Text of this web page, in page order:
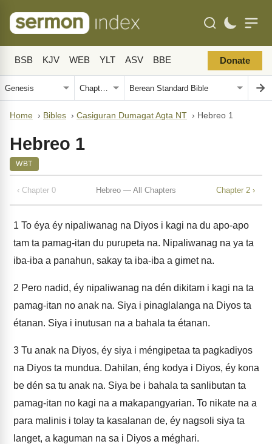
BSB KJV WEB YLT ASV BBE Donate
Home › Bibles › Casiguran Dumagat Agta NT › Hebreo 1
Hebreo 1
WBT
‹ Chapter 0 Hebreo — All Chapters Chapter 2 ›
1 To éya éy nipaliwanag na Diyos i kagi na du apo-apo
tam ta pamag-itan du purupeta na. Nipaliwanag na ya ta
iba-iba a panahun, sakay ta iba-iba a gimet na.
2 Pero nadid, éy nipaliwanag na dén dikitam i kagi na ta
pamag-itan no anak na. Siya i pinaglalanga na Diyos ta
étanan. Siya i inutusan na a bahala ta étanan.
3 Tu anak na Diyos, éy siya i méngipetaa ta pagkadiyos
na Diyos ta mundua. Dahilan, éng kodya i Diyos, éy kona
be dén sa tu anak na. Siya be i bahala ta sanlibutan ta
pamag-itan no kagi na a makapangyarian. To nikate na a
para malinis i tolay ta kasalanan de, éy nagsoli siya ta
langet, a kaguman na sa i Diyos a méghari.